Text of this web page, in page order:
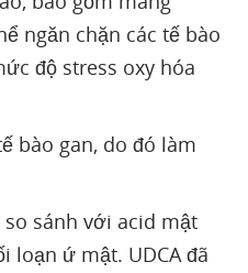
ngăn chặn các tế bào
độ stress oxy hóa
bào gan, do đó làm
so sánh với acid mật
loạn ứ mật. UDCA đã